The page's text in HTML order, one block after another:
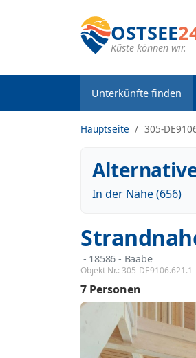
OSTSEE
Küste können wir.
Unterkünfte finden
Hauptseite 305-
In der Nähe (656)
- 18586 - Baabe
Objekt Nr.: 305-DE9106.621.1
7 Personen